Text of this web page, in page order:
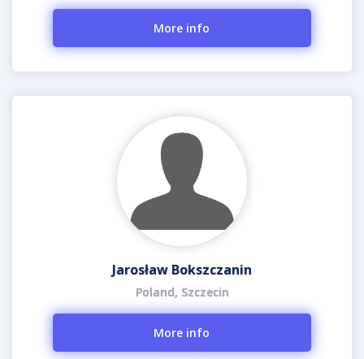
More info
Jarosław Bokszczanin
Poland, Szczecin
More info